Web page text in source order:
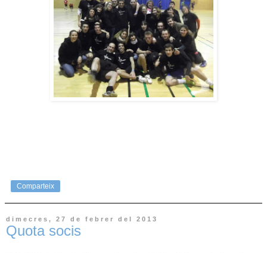
Comparteix
dimecres, 27 de febrer del 2013
Quota socis